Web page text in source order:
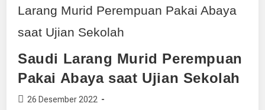
Saudi Larang Murid Perempuan
Pakai Abaya saat Ujian Sekolah
26 Desember 2022